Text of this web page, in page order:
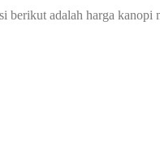
berikut adalah harga kanopi